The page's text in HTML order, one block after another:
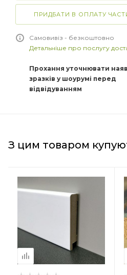
ПРИДБАТИ В ОПЛАТУ
Самовивіз - безкоштовно
Детальніше про послугу
Прохання уточнювати
зразків у шоурумі перед
відвідуванням
З цим товаром
Україна
900 мм